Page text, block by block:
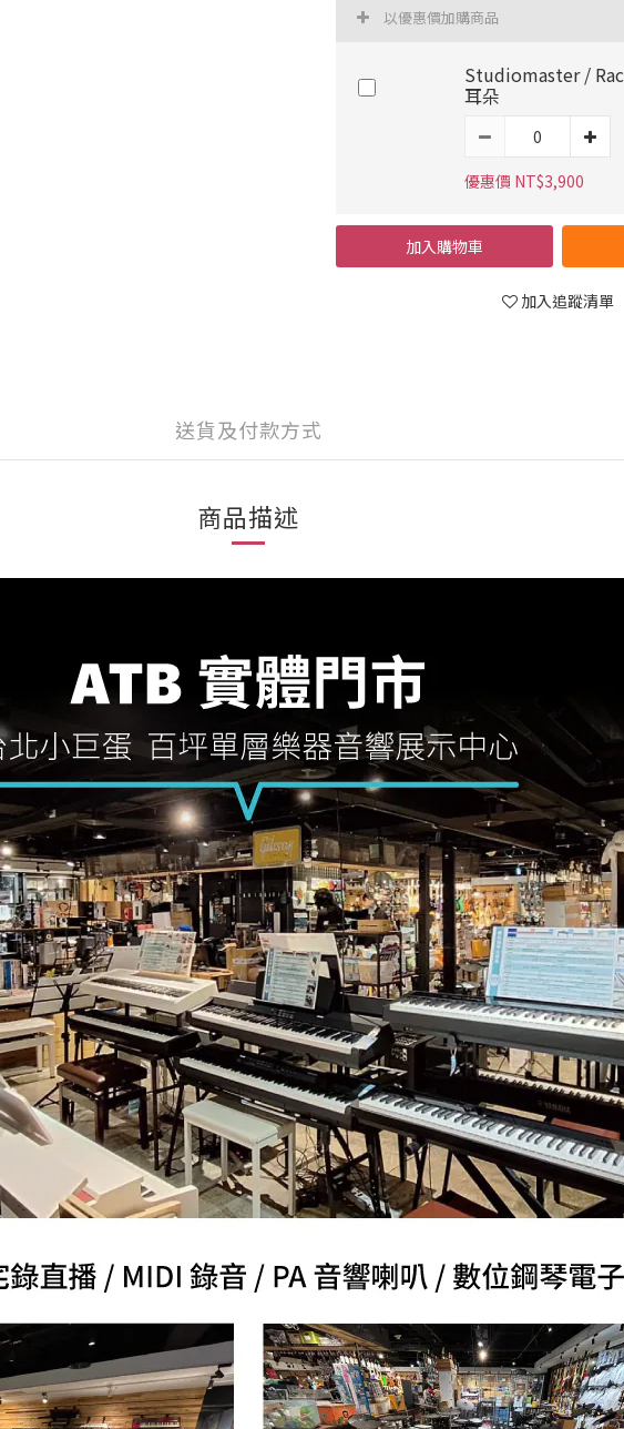
以優惠價加購商品
Studiomaster /
耳朵
優惠價 NT$3,900
加入購物車
加入追蹤清單
送貨及付款方式
商品描述